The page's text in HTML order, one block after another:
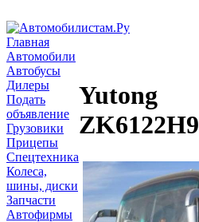
Главная
Автомобили
Автобусы
Дилеры
Подать
объявление
Грузовики
Прицепы
Спецтехника
Колеса,
шины, диски
Запчасти
Автофирмы
Yutong
ZK6122H9